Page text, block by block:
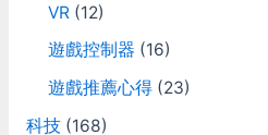
VR (12)
遊戲控制器 (16)
遊戲推薦心得(23)
科技(168)